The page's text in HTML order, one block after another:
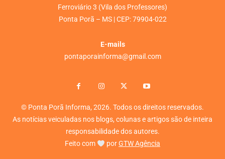
Ferroviário 3 (Vila dos Professores)
Ponta Porã – MS | CEP: 79904-022
E-mails
pontaporainforma@gmail.com
© Ponta Porã Informa, 2026. Todos os direitos reservados.
As notícias veiculadas nos blogs, colunas e artigos são de inteira
responsabilidade dos autores.
Feito com
porGTW Agência